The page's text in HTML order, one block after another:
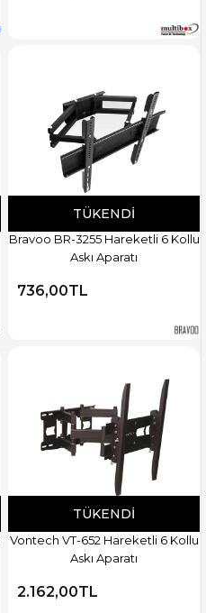
TÜKENDI
Bravoo BR-3255 Hareketli 6 Kollu
Askı Aparatı
736,00TL
TÜKENDI
Vontech VT-652 Hareketli 6 Kollu
Askı Aparatı
2.162,00TL